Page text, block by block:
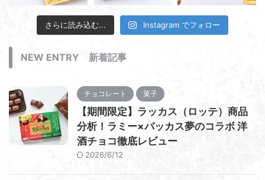
さらに読み込む... Instagram でフォロー
NEW ENTRY 新着記事
チョコレート 菓子
【期間限定】ラッカス（ロッテ）商品
分析！ラミー×バッカス夢のコラボ 洋
酒チョコ徹底レビュー
2026/6/12